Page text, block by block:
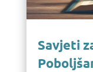
Savjeti